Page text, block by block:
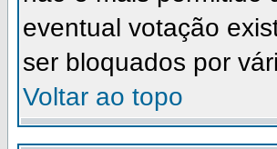
eventual votação
ser bloquados por
Voltar ao topo